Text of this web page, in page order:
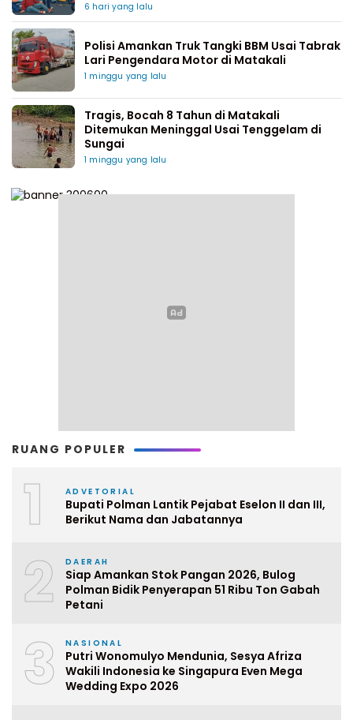
6 hari yang lalu
Polisi Amankan Truk Tangki BBM Usai Tabrak
Lari Pengendara Motor di Matakali
1 minggu yang lalu
Tragis, Bocah 8 Tahun di Matakali
Ditemukan Meninggal Usai Tenggelam di
Sungai
1 minggu yang lalu
RUANG POPULER
1 ADVETORIAL
Bupati Polman Lantik Pejabat Eselon II dan III,
Berikut Nama dan Jabatannya
2 DAERAH
Siap Amankan Stok Pangan 2026, Bulog
Polman Bidik Penyerapan 51 Ribu Ton Gabah
Petani
3 NASIONAL
Putri Wonomulyo Mendunia, Sesya Afriza
Wakili Indonesia ke Singapura Even Mega
Wedding Expo 2026